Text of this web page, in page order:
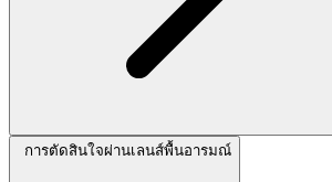
การตัดสินใจผ่านเลนส์พื้นอารมณ์